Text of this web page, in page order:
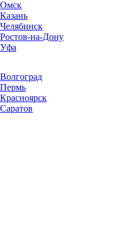
Омск
Казань
Челябинск
Ростов-на-Дону
Уфа
Волгоград
Пермь
Красноярск
Саратов